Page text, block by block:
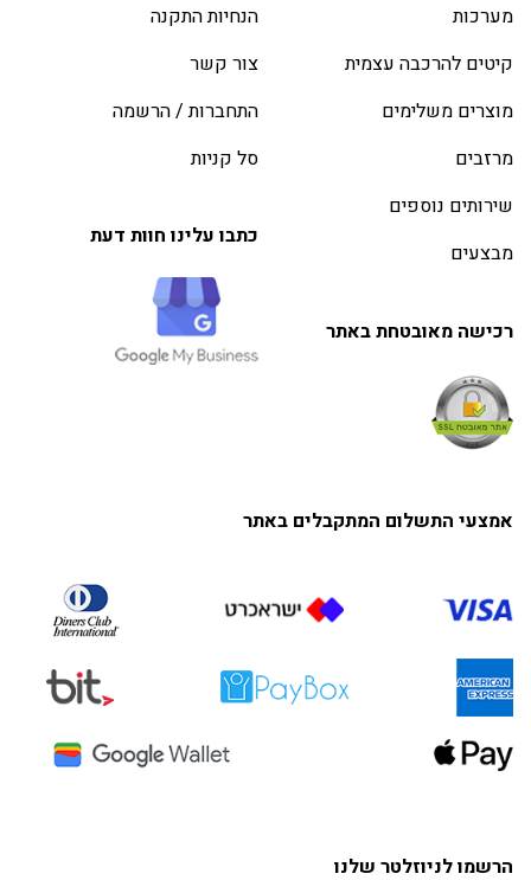
מערכות
קיטים להרכבה עצמית
מוצרים משלימים
מרזבים
שירותים נוספים
מבצעים
רכישה מאובטחת באתר
הנחיות התקנה
צור קשר
התחברות / הרשמה
סל קניות
כתבו עלינו חוות דעת
אמצעי התשלום המתקבלים באתר
הרשמו לניוזלטר שלנו